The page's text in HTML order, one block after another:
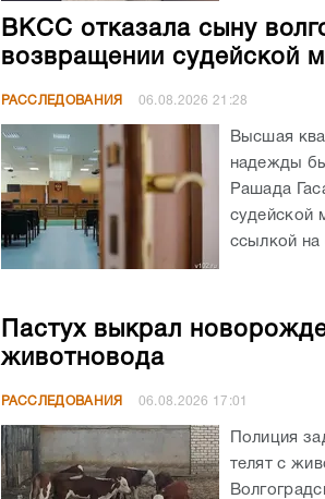
ВКСС отказала сыну
возвращении судейской
РАССЛЕДОВАНИЯ 06.08.202621:28
Высшая
надежды
Рашада
судейской
ссылкой на
Пастух выкрал
животновода
РАССЛЕДОВАНИЯ 06.08.2026 17:01
Полиция
телят с